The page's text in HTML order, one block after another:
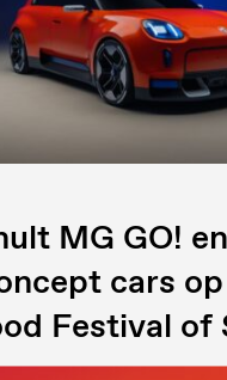
MG GO!
cars op
Festival of